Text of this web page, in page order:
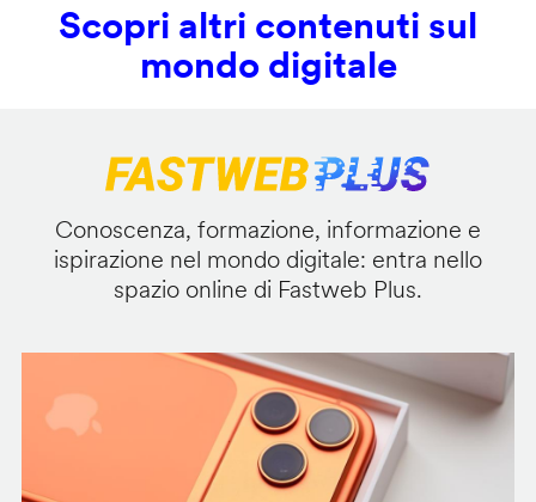
Scopri altri contenuti sul
mondo digitale
Conoscenza, formazione, informazione e
ispirazione nel mondo digitale: entra nello
spazio online di Fastweb Plus.